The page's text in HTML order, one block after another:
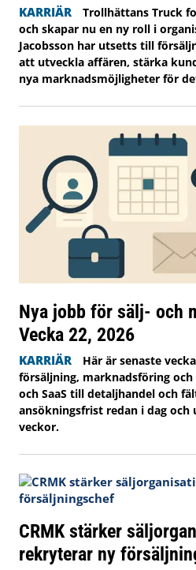
KARRIÄR
Trollhättans Truck
och skapar nu en ny roll i
Jacobsson har utsetts till
att utveckla affären, stärka
nya marknadsmöjligheter för
Nya jobb för sälj- och
Vecka 22, 2026
KARRIÄR
Här är senaste
försäljning, marknadsföring
och SaaS till detaljhandel och
ansökningsfrist redan i dag och
veckor.
CRMK stärker
rekryterar ny